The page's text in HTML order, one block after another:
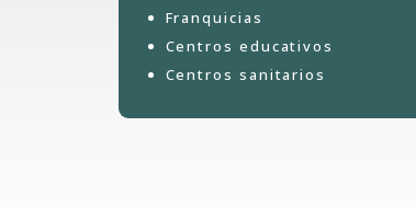
Franquicias
Centros educativos
Centros sanitarios